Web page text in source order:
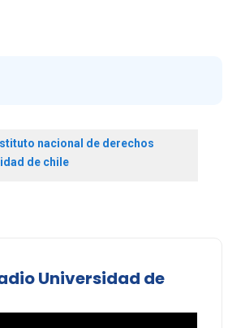
nacional de derechos
de chile
Universidad de